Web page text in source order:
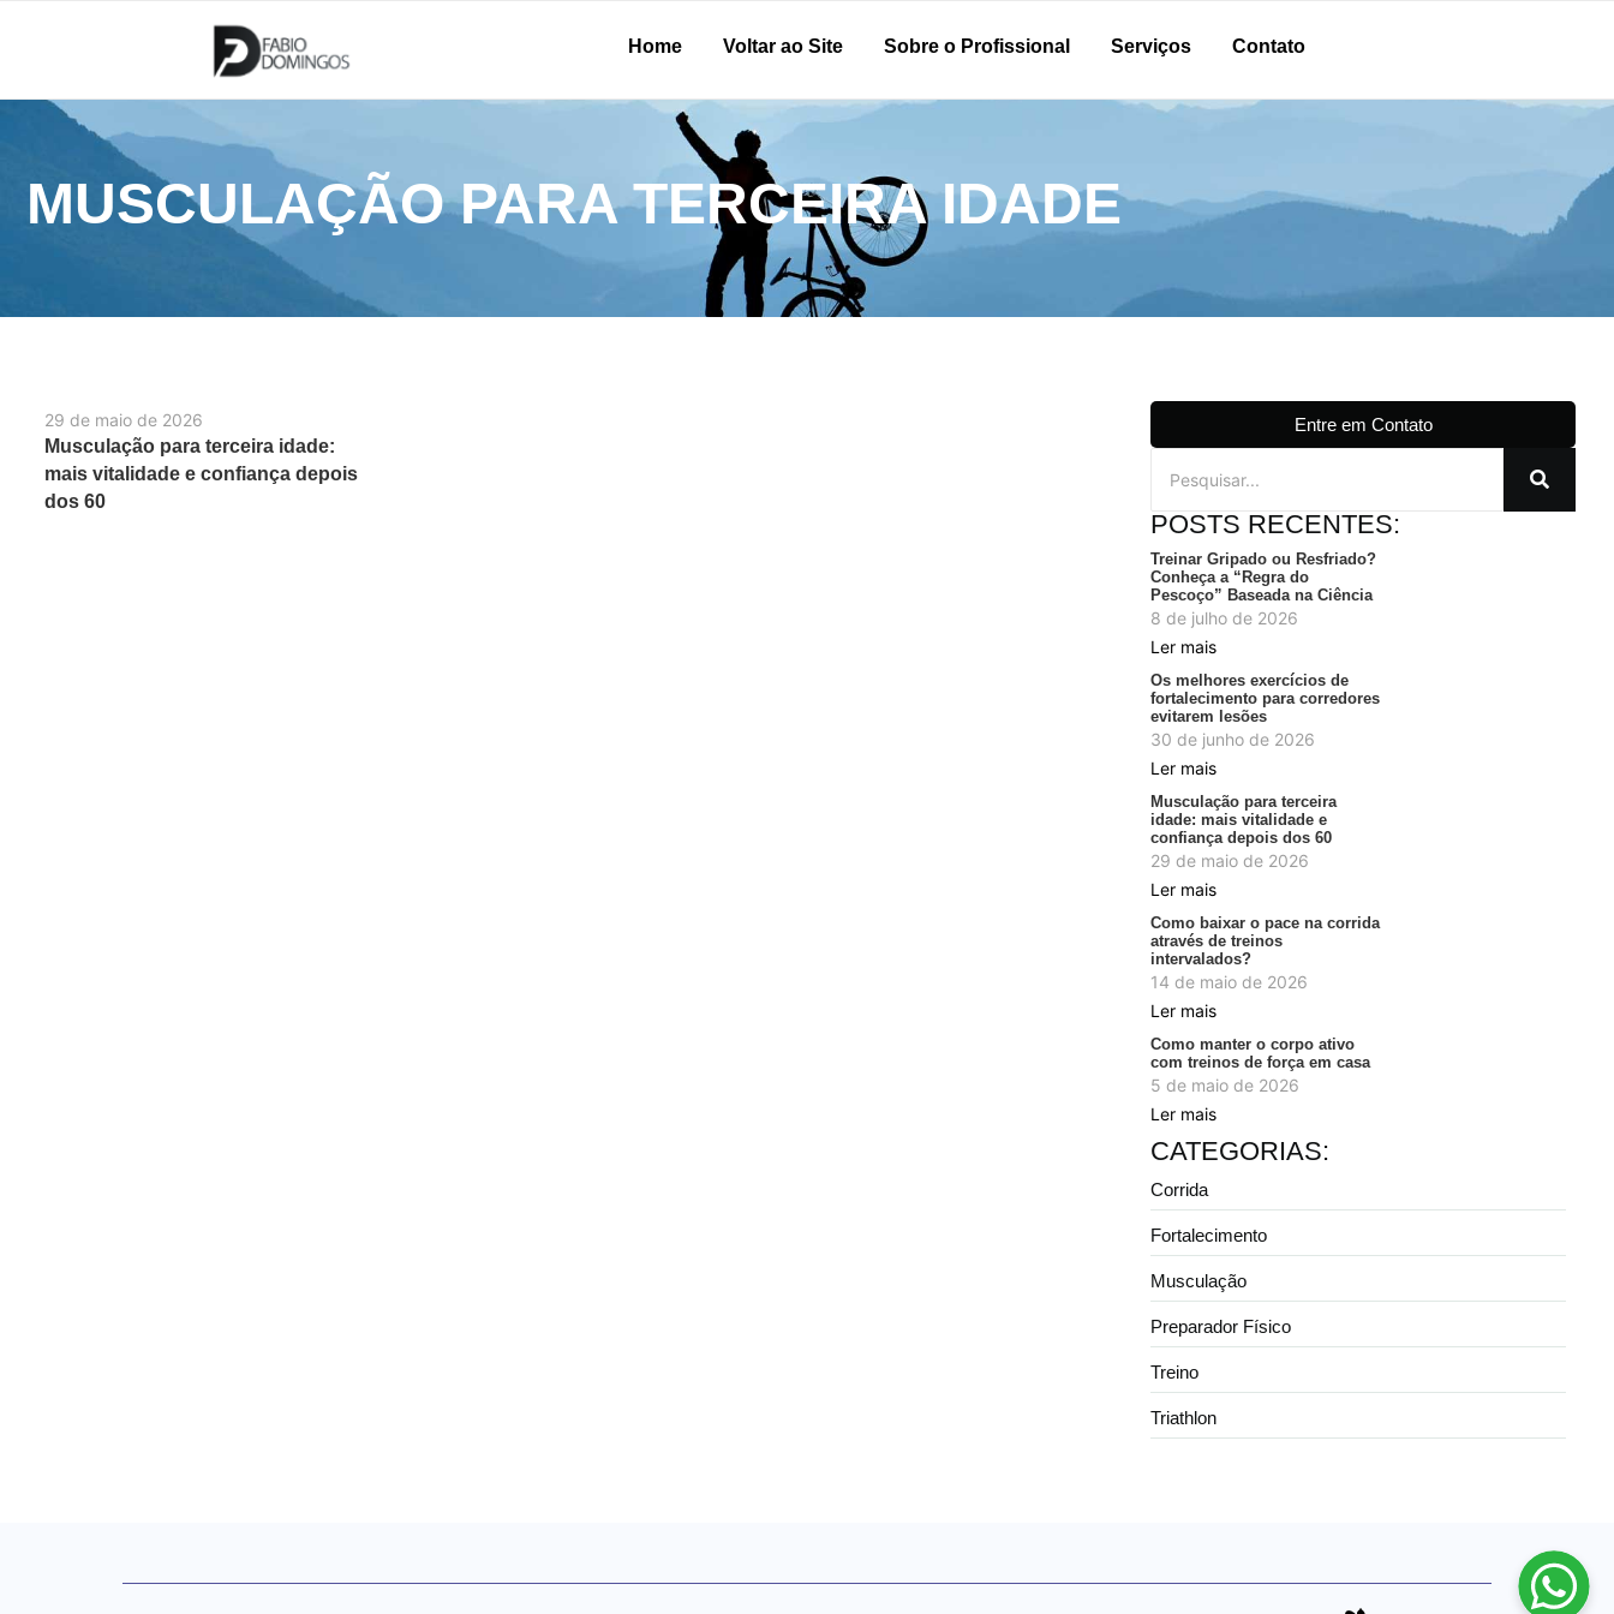
Home Voltar ao Site Sobre o Profissional Serviços Contato
MUSCULAÇÃO PARA TERCEIRA IDADE
29 de maio de 2026
Musculação para terceira idade:
mais vitalidade e confiança depois
dos 60
Entre em Contato
POSTS RECENTES:
Treinar Gripado ou Resfriado?
Conheça a “Regra do
Pescoço” Baseada na Ciência
8 de julho de 2026
Ler mais
Os melhores exercícios de
fortalecimento para corredores
evitarem lesões
30 de junho de 2026
Ler mais
Musculação para terceira
idade: mais vitalidade e
confiança depois dos 60
29 de maio de 2026
Ler mais
Como baixar o pace na corrida
através de treinos
intervalados?
14 de maio de 2026
Ler mais
Como manter o corpo ativo
com treinos de força em casa
5 de maio de 2026
Ler mais
CATEGORIAS:
Corrida
Fortalecimento
Musculação
Preparador Físico
Treino
Triathlon